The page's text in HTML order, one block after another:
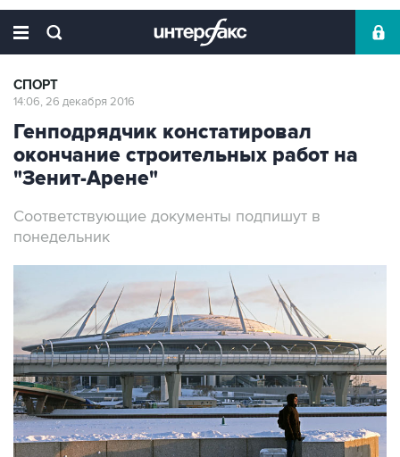
СПОРТ
14:06, 26 декабря 2016
Генподрядчик констатировал
окончание строительных работ на
"Зенит-Арене"
Cоответствующие документы подпишут в
понедельник